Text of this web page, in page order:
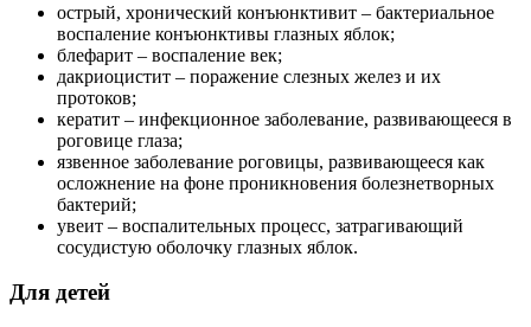
острый, хронический конъюнктивит – бактериальное
воспаление конъюнктивы глазных яблок;
блефарит – воспаление век;
дакриоцистит – поражение слезных желез и их
протоков;
кератит – инфекционное заболевание, развивающееся в
роговице глаза;
язвенное заболевание роговицы, развивающееся как
осложнение на фоне проникновения болезнетворных
бактерий;
увеит – воспалительных процесс, затрагивающий
сосудистую оболочку глазных яблок.
Для детей